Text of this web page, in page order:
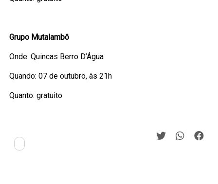
Grupo Mutalambô
Onde: Quincas Berro D’Água
Quando: 07 de outubro, às 21h
Quanto: gratuito